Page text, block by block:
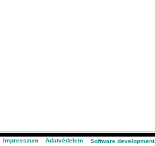
Impresszum Adatvédelem Software development